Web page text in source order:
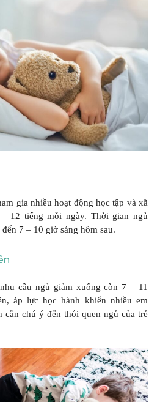
gia nhiều hoạt động học tập và xã
12 tiếng mỗi ngày. Thời gian ngủ
7 – 10 giờ sáng hôm sau.
cầu ngủ giảm xuống còn 7 – 11
áp lực học hành khiến nhiều em
cần chú ý đến thói quen ngủ của trẻ